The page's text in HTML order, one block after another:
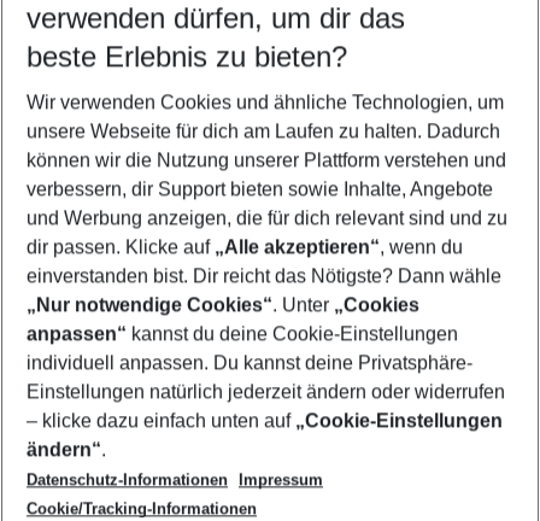
Flug & Hotel Malgrat de Mar
Urlaub Malgrat de Mar
Pauschalreisen Malgrat de Mar
Familienurlaub Malgrat de Mar
Last Minute Malgrat de Mar
Footer
Footer navigation
Über uns
AGB
Bestpreisgarantie
Cookie-Einstellungen ändern
Agenturbetreuung
Barrierefreies Reisen
Folge uns
verwenden dürfen, um dir das
beste Erlebnis zu bieten?
Wir verwenden Cookies und ähnliche Technologien, um
unsere Webseite für dich am Laufen zu halten. Dadurch
können wir die Nutzung unserer Plattform verstehen und
verbessern, dir Support bieten sowie Inhalte, Angebote
und Werbung anzeigen, die für dich relevant sind und zu
dir passen. Klicke auf „Alle akzeptieren“, wenn du
einverstanden bist. Dir reicht das Nötigste? Dann wähle
„Nur notwendige Cookies“. Unter „Cookies
anpassen“ kannst du deine Cookie-Einstellungen
individuell anpassen. Du kannst deine Privatsphäre-
Einstellungen natürlich jederzeit ändern oder widerrufen
– klicke dazu einfach unten auf „Cookie-Einstellungen
ändern“.
Datenschutz-Informationen
Impressum
Cookie/Tracking-Informationen